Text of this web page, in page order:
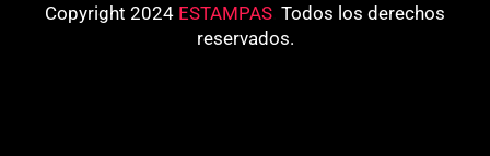
Copyright 2024 ESTAMPAS Todos los derechos
reservados.